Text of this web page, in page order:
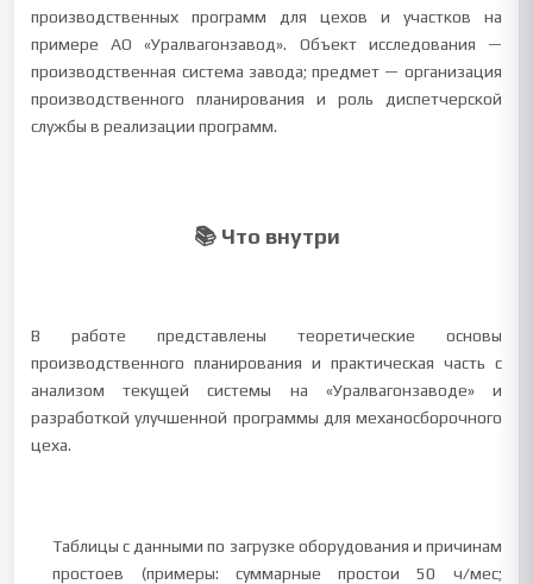
производственных программ для цехов и участков на
примере АО «Уралвагонзавод». Объект исследования —
производственная система завода; предмет — организация
производственного планирования и роль диспетчерской
службы в реализации программ.
📚 Что внутри
В работе представлены теоретические основы
производственного планирования и практическая часть с
анализом текущей системы на «Уралвагонзаводе» и
разработкой улучшенной программы для механосборочного
цеха.
Таблицы с данными по загрузке оборудования и причинам
простоев (примеры: суммарные простои 50 ч/мес;